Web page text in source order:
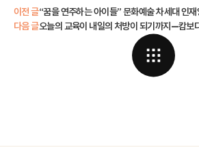
이전 글
다음 글